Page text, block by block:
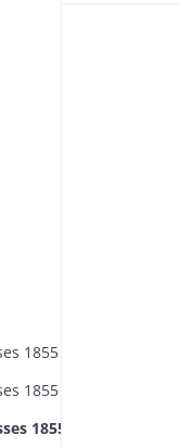
(états nominatifs par commune)